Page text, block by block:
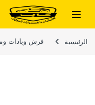
تخطي إلى المحتوى
الرئيسية فرش وبادات